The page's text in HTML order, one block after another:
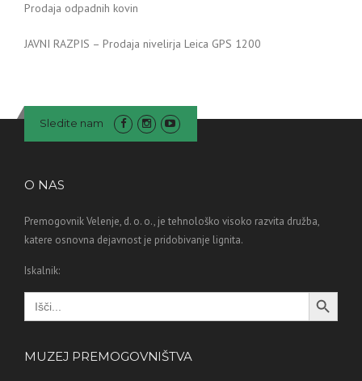
Prodaja odpadnih kovin
JAVNI RAZPIS – Prodaja nivelirja Leica GPS 1200
Sledite nam
O NAS
Premogovnik Velenje, d. o. o., je tehnološko visoko razvita družba,
katere osnovna dejavnost je pridobivanje lignita.
Iskalnik:
Search
for:
Search Button
MUZEJ PREMOGOVNIŠTVA